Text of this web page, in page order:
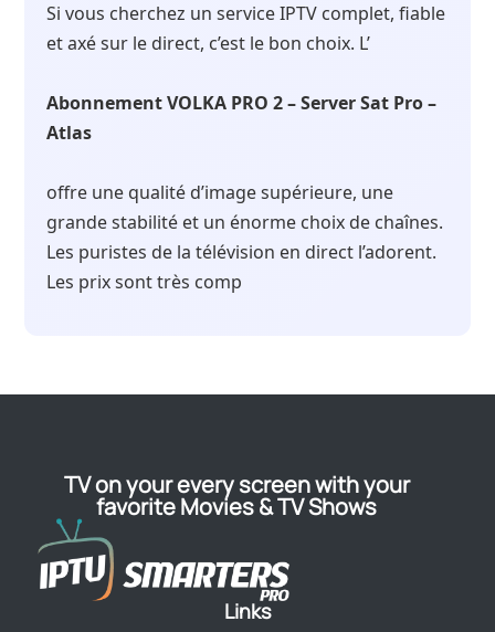
Si vous cherchez un service IPTV complet, fiable
et axé sur le direct, c’est le bon choix. L’
Abonnement VOLKA PRO 2 – Server Sat Pro –
Atlas
offre une qualité d’image supérieure, une
grande stabilité et un énorme choix de chaînes.
Les puristes de la télévision en direct l’adorent.
Les prix sont très comp
TV on your every screen with your
favorite Movies & TV Shows
Links